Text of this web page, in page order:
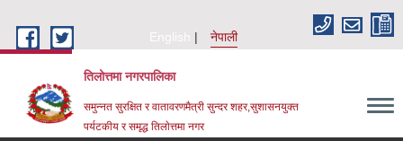
English
नेपाली
तिलोत्तमा नगरपालिका
समुन्नत सुरक्षित र वातावरणमैत्री सुन्दर शहर,सुशासनयुक्त
पर्यटकीय र समृद्ध तिलाेत्तमा नगर